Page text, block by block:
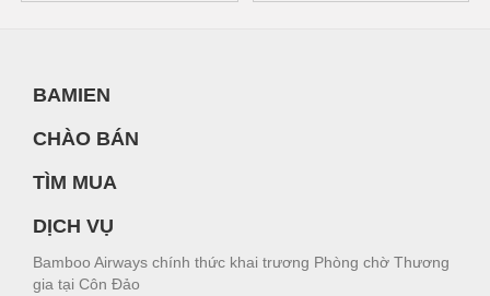
BAMIEN
CHÀO BÁN
TÌM MUA
DỊCH VỤ
Bamboo Airways chính thức khai trương Phòng chờ Thương
gia tại Côn Đảo